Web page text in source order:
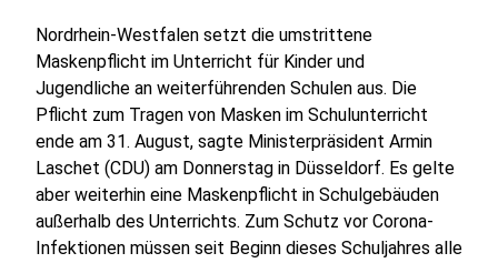
Nordrhein-Westfalen setzt die umstrittene
Maskenpflicht im Unterricht für Kinder und
Jugendliche an weiterführenden Schulen aus. Die
Pflicht zum Tragen von Masken im Schulunterricht
ende am 31. August, sagte Ministerpräsident Armin
Laschet (CDU) am Donnerstag in Düsseldorf. Es gelte
aber weiterhin eine Maskenpflicht in Schulgebäuden
außerhalb des Unterrichts. Zum Schutz vor Corona-
Infektionen müssen seit Beginn dieses Schuljahres alle